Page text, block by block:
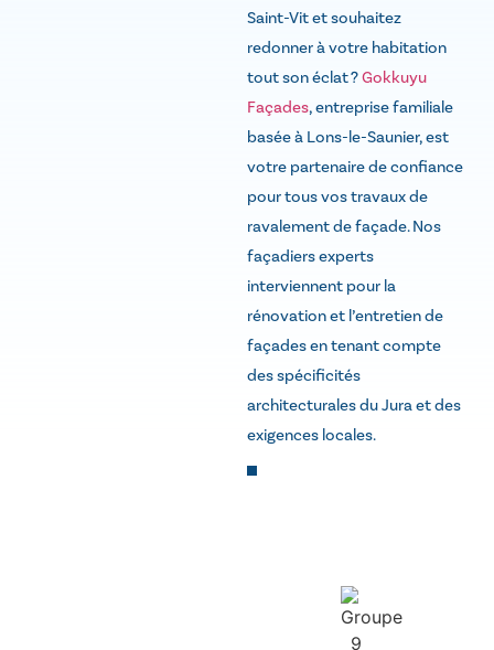
Saint-Vit et souhaitez
redonner à votre habitation
tout son éclat ?Gokkuyu
Façades, entreprise familiale
basée à Lons-le-Saunier, est
votre partenaire de confiance
pour tous vos travaux de
ravalement de façade. Nos
façadiers experts
interviennent pour la
rénovation et l’entretien de
façades en tenant compte
des spécificités
architecturales du Jura et des
exigences locales.